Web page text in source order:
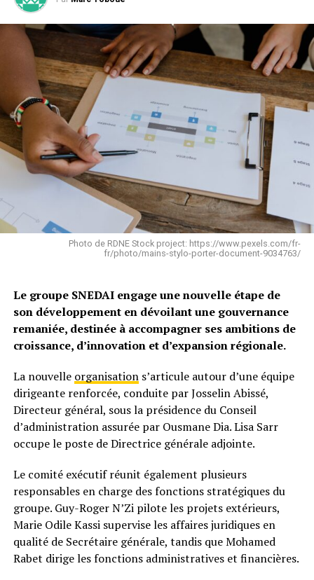
Photo de RDNE Stock project: https://www.pexels.com/fr-
fr/photo/mains-stylo-porter-document-9034763/
Le groupe SNEDAI engage une nouvelle étape de
son développement en dévoilant une gouvernance
remaniée, destinée à accompagner ses ambitions de
croissance, d’innovation et d’expansion régionale.
La nouvelle organisations’articule autour d’une équipe
dirigeante renforcée, conduite par Josselin Abissé,
Directeur général, sous la présidence du Conseil
d’administration assurée par Ousmane Dia. Lisa Sarr
occupe le poste de Directrice générale adjointe.
Le comité exécutif réunit également plusieurs
responsables en charge des fonctions stratégiques du
groupe. Guy-Roger N’Zi pilote les projets extérieurs,
Marie Odile Kassi supervise les affaires juridiques en
qualité de Secrétaire générale, tandis que Mohamed
Rabet dirige les fonctions administratives et financières.